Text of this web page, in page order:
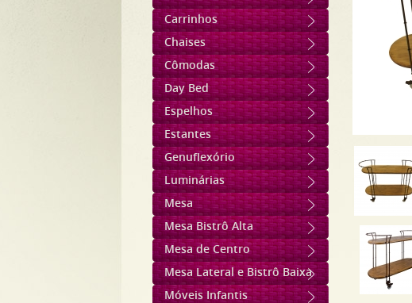
Carrinhos
Chaises
Cômodas
Day Bed
Espelhos
Estantes
Genuflexório
Luminárias
Mesa
Mesa Bistrô Alta
Mesa de Centro
Mesa Lateral e Bistrô Baixa
Móveis Infantis